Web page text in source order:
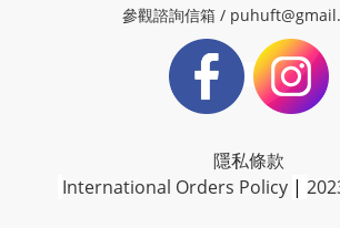
參觀諮詢信箱 /
隱私條款
International Orders Policy |